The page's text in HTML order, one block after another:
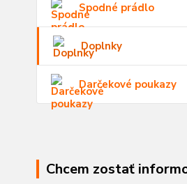
Spodné prádlo
Doplnky
Darčekové poukazy
Chcem zostať